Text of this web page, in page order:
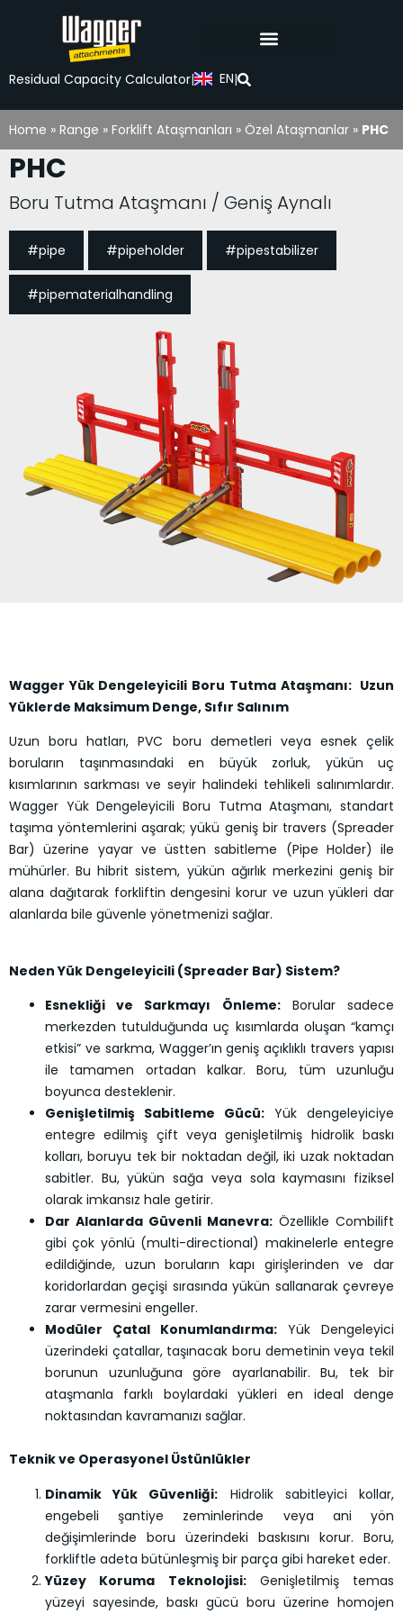
Residual Capacity Calculator| EN|
Home » Range » Forklift Ataşmanları » Özel Ataşmanlar » PHC
PHC
Boru Tutma Ataşmanı / Geniş Aynalı
#pipe #pipeholder #pipestabilizer
#pipematerialhandling
Wagger Yük Dengeleyicili Boru Tutma Ataşmanı: Uzun
Yüklerde Maksimum Denge, Sıfır Salınım
Uzun boru hatları, PVC boru demetleri veya esnek çelik
boruların taşınmasındaki en büyük zorluk, yükün uç
kısımlarının sarkması ve seyir halindeki tehlikeli salınımlardır.
Wagger Yük Dengeleyicili Boru Tutma Ataşmanı, standart
taşıma yöntemlerini aşarak; yükü geniş bir travers (Spreader
Bar) üzerine yayar ve üstten sabitleme (Pipe Holder) ile
mühürler. Bu hibrit sistem, yükün ağırlık merkezini geniş bir
alana dağıtarak forkliftin dengesini korur ve uzun yükleri dar
alanlarda bile güvenle yönetmenizi sağlar.
Neden Yük Dengeleyicili (Spreader Bar) Sistem?
Esnekliği ve Sarkmayı Önleme:Borular sadece
merkezden tutulduğunda uç kısımlarda oluşan “kamçı
etkisi” ve sarkma, Wagger’ın geniş açıklıklı travers yapısı
ile tamamen ortadan kalkar. Boru, tüm uzunluğu
boyunca desteklenir.
Genişletilmiş Sabitleme Gücü: Yük dengeleyiciye
entegre edilmiş çift veya genişletilmiş hidrolik baskı
kolları, boruyu tek bir noktadan değil, iki uzak noktadan
sabitler. Bu, yükün sağa veya sola kaymasını fiziksel
olarak imkansız hale getirir.
Dar Alanlarda Güvenli Manevra: Özellikle Combilift
gibi çok yönlü (multi-directional) makinelerle entegre
edildiğinde, uzun boruların kapı girişlerinden ve dar
koridorlardan geçişi sırasında yükün sallanarak çevreye
zarar vermesini engeller.
Modüler Çatal Konumlandırma: Yük Dengeleyici
üzerindeki çatallar, taşınacak boru demetinin veya tekil
borunun uzunluğuna göre ayarlanabilir. Bu, tek bir
ataşmanla farklı boylardaki yükleri en ideal denge
noktasından kavramanızı sağlar.
Teknik ve Operasyonel Üstünlükler
Dinamik Yük Güvenliği: Hidrolik sabitleyici kollar,
engebeli şantiye zeminlerinde veya ani yön
değişimlerinde boru üzerindeki baskısını korur. Boru,
forkliftle adeta bütünleşmiş bir parça gibi hareket eder.
Yüzey Koruma Teknolojisi:Genişletilmiş temas
yüzeyi sayesinde, baskı gücü boru üzerine homojen